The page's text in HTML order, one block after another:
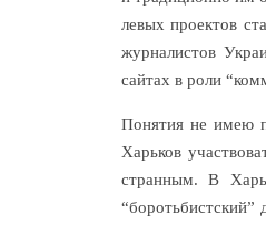
левых проектов
журналистов
сайтах в роли
Понятия не имею
Харьков
странным. В